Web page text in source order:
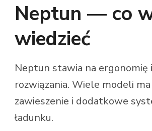
Neptun — co
wiedzieć
Neptun stawia na ergonomię
rozwiązania. Wiele modeli
zawieszenie i dodatkowe
ładunku.